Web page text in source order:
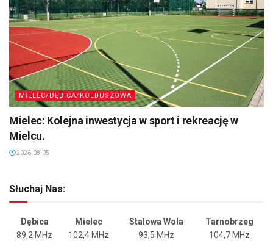
MIELEC/DĘBICA/KOLBUSZOWA
Mielec: Kolejna inwestycja w sport i rekreację w
Mielcu.
2026-08-05
Słuchaj Nas:
Dębica Mielec Stalowa Wola
Tarnobrzeg
89,2 MHz
102,4 MHz 93,5 MHz 104,7 MHz